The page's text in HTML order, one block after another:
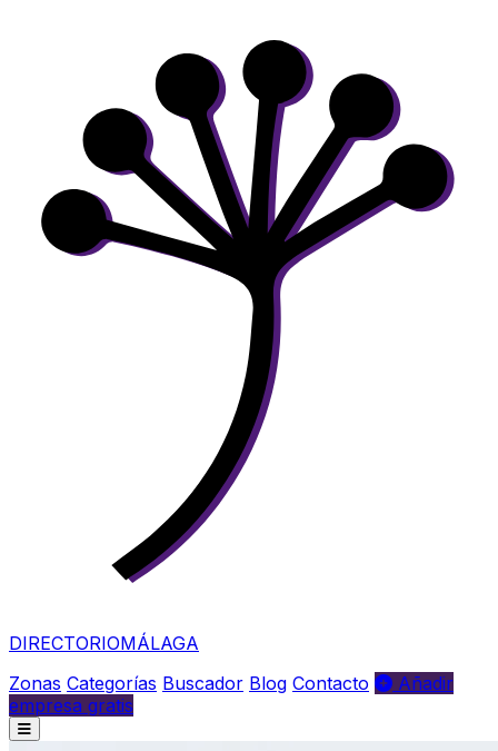
DIRECTORIOMÁLAGA
Zonas Categorías Buscador Blog Contacto
Añadir
empresa gratis